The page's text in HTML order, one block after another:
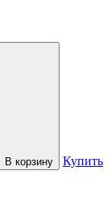
В корзину
Купить